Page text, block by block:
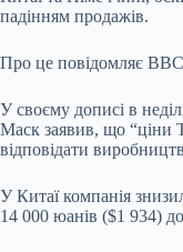
падінням продажів.
Про це повідомляє
У своєму дописі в
Маск заявив, що “ціни
відповідати
У Китаї компанія
14 000 юанів ($1 934)